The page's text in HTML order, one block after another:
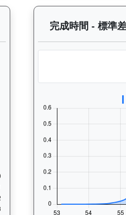
表：查看馬匹最近10場
完成時間 - 標準